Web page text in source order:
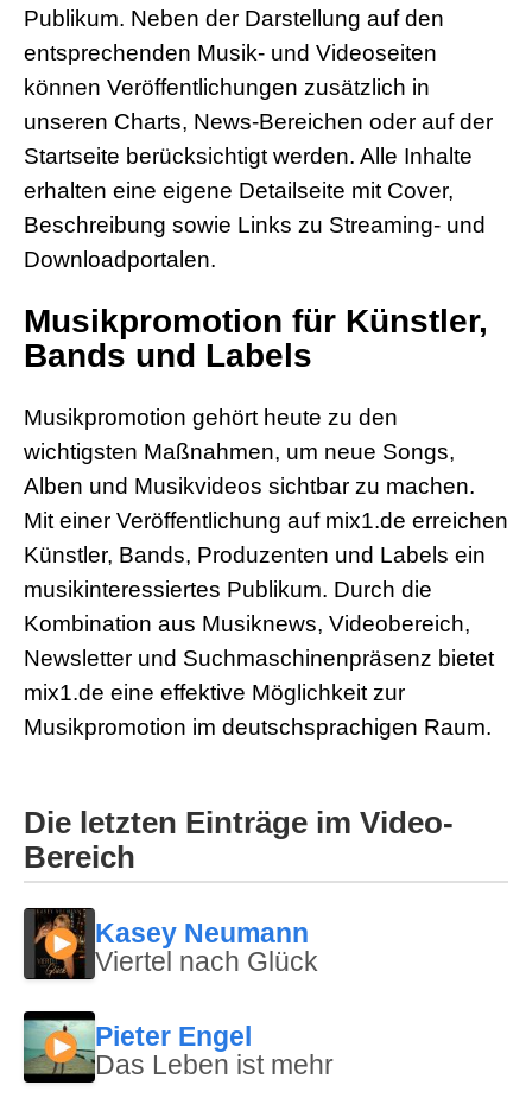
Publikum. Neben der Darstellung auf den
entsprechenden Musik- und Videoseiten
können Veröffentlichungen zusätzlich in
unseren Charts, News-Bereichen oder auf der
Startseite berücksichtigt werden. Alle Inhalte
erhalten eine eigene Detailseite mit Cover,
Beschreibung sowie Links zu Streaming- und
Downloadportalen.
Musikpromotion für Künstler,
Bands und Labels
Musikpromotion gehört heute zu den
wichtigsten Maßnahmen, um neue Songs,
Alben und Musikvideos sichtbar zu machen.
Mit einer Veröffentlichung auf mix1.de erreichen
Künstler, Bands, Produzenten und Labels ein
musikinteressiertes Publikum. Durch die
Kombination aus Musiknews, Videobereich,
Newsletter und Suchmaschinenpräsenz bietet
mix1.de eine effektive Möglichkeit zur
Musikpromotion im deutschsprachigen Raum.
Die letzten Einträge im Video-
Bereich
Kasey Neumann
Viertel nach Glück
Pieter Engel
Das Leben ist mehr